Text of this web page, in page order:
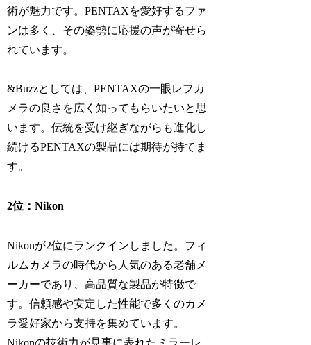
術が魅力です。PENTAXを愛好するファ
ンは多く、その姿勢に応援の声が寄せら
れています。
&Buzzとしては、PENTAXの一眼レフカ
メラの良さを広く知ってもらいたいと思
います。伝統を受け継ぎながらも進化し
続けるPENTAXの製品には期待が持てま
す。
2位：Nikon
Nikonが2位にランクインしました。フィ
ルムカメラの時代から人気のある老舗メ
ーカーであり、高品質な製品が特徴で
す。信頼感や安定した性能で多くのカメ
ラ愛好家から支持を集めています。
Nikonの技術力が見事に表れたミラーレ